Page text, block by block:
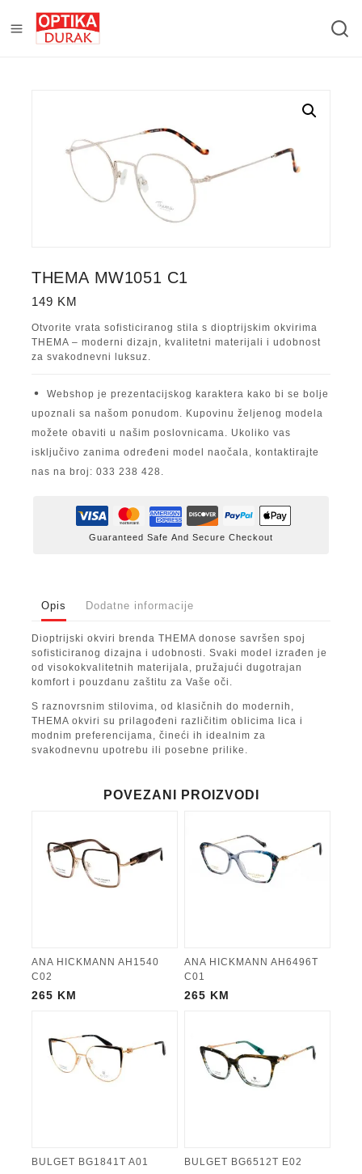
THEMA MW1051 C1
149 KM
Otvorite vrata sofisticiranog stila s dioptrijskim okvirima
THEMA – moderni dizajn, kvalitetni materijali i udobnost
za svakodnevni luksuz.
Webshop je prezentacijskog karaktera kako bi se bolje
upoznali sa našom ponudom. Kupovinu željenog modela
možete obaviti u našim poslovnicama. Ukoliko vas
isključivo zanima određeni model naočala, kontaktirajte
nas na broj: 033 238 428.
Guaranteed Safe And Secure Checkout
Opis Dodatne informacije
Dioptrijski okviri brenda THEMA donose savršen spoj
sofisticiranog dizajna i udobnosti. Svaki model izrađen je
od visokokvalitetnih materijala, pružajući dugotrajan
komfort i pouzdanu zaštitu za Vaše oči.
S raznovrsnim stilovima, od klasičnih do modernih,
THEMA okviri su prilagođeni različitim oblicima lica i
modnim preferencijama, čineći ih idealnim za
svakodnevnu upotrebu ili posebne prilike.
POVEZANI PROIZVODI
ANA HICKMANN AH1540
C02
265 KM
ANA HICKMANN AH6496T
C01
265 KM
BULGET BG1841T A01 BULGET BG6512T E02